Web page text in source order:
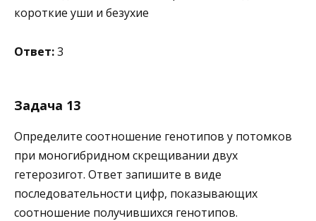
короткие уши и безухие
Ответ:3
Задача 13
Определите соотношение генотипов у потомков
при моногибридном скрещивании двух
гетерозигот. Ответ запишите в виде
последовательности цифр, показывающих
соотношение получившихся генотипов.